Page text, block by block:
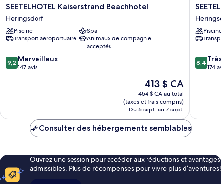
SEETELHOTEL
Kaiserstrand
Beachhotel
Heringsdorf
SEETELHOTEL Kaiserstrand Beachhotel
Heringsdorf
Piscine
Spa
Transport aéroportuaire
Animaux de compagnie
acceptés
9.2
sur
9,2 Merveilleux
147 avis
Le
prix
est
de
413 $ CA
413 $ CA
454 $ CA au total
(taxes et frais compris)
Du 6 sept. au 7 sept.
Ahlbeck
8.4
sur
8,4
174
Consulter des hébergements semblables
Ouvrez une session pour accéder aux réductions et avantages
admissibles. Plus de récompenses pour vivre plus d’aventures!